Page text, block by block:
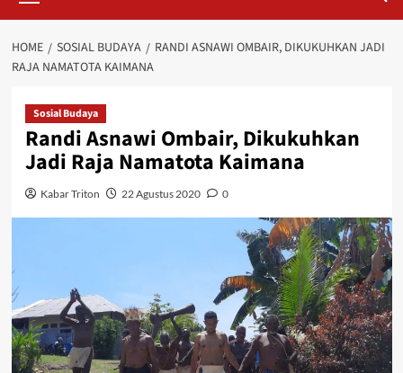
HOME SOSIAL BUDAYA
RANDI ASNAWI OMBAIR, DIKUKUHKAN JADI
RAJA NAMATOTA KAIMANA
Sosial Budaya
Randi Asnawi Ombair, Dikukuhkan
Jadi Raja Namatota Kaimana
Kabar Triton 22 Agustus 2020 0